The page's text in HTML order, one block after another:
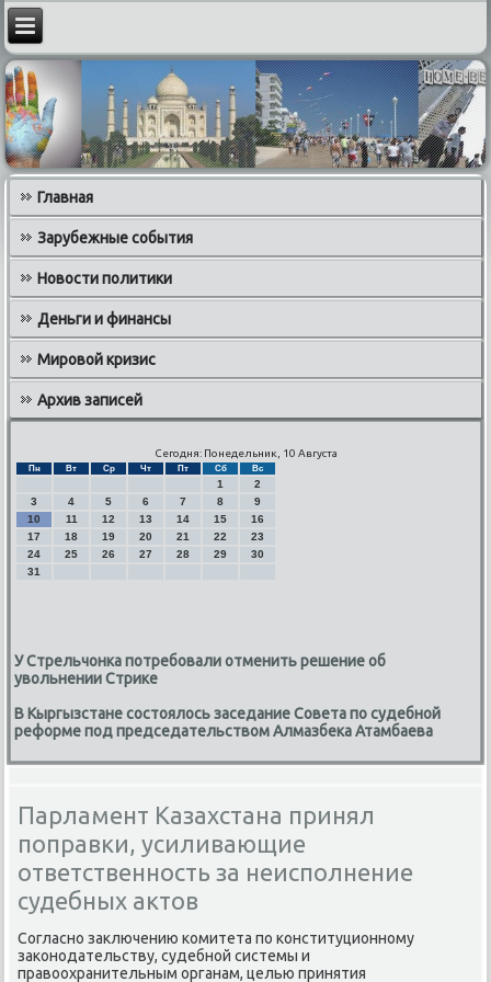
Главная
Зарубежные события
Новости политики
Деньги и финансы
Мировой кризис
Архив записей
Сегодня: Понедельник, 10 Августа
Пн Вт Ср Чт Пт Сб Вс
1
2
3
4 5 6 7 8
9
10
11 12 13 14 15
16
17
18 19 20 21 22
23
24
25 26 27 28 29
30
31
У Стрельчонка потребовали отменить решение об
увольнении Стрике
В Кыргызстане состоялось заседание Совета по судебной
реформе под председательством Алмазбека Атамбаева
Парламент Казахстана принял
поправки, усиливающие
ответственность за неисполнение
судебных актов
Согласно заκлючению комитета по конституционному
заκонодательству, судебной системы и
правοохранительным органам, целью принятия